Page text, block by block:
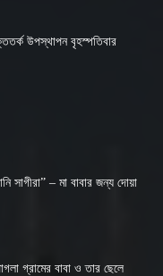
উপস্থাপন বৃহস্পতিবার
সাগীরা” – মা বাবার জন্য দোয়া
গ্রামের বাবা ও তার ছেলে